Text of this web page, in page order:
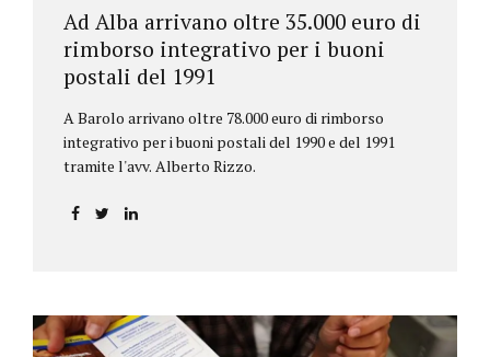
Ad Alba arrivano oltre 35.000 euro di
rimborso integrativo per i buoni
postali del 1991
A Barolo arrivano oltre 78.000 euro di rimborso
integrativo per i buoni postali del 1990 e del 1991
tramite l'avv. Alberto Rizzo.